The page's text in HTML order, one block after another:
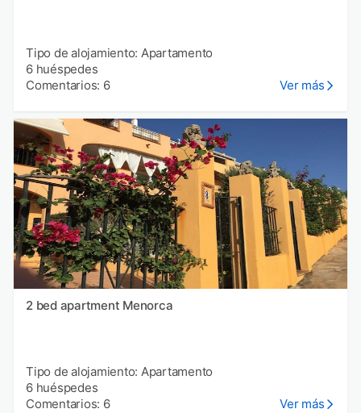
Tipo de alojamiento: Apartamento
6 huéspedes
Comentarios: 6
Ver más
2 bed apartment Menorca
Tipo de alojamiento: Apartamento
6 huéspedes
Comentarios: 6
Ver más